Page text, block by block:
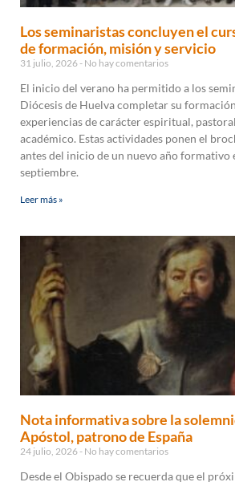
Los seminaristas concluyen el
de formación, misión y servicio
31 julio, 2026 No hay comentarios
El inicio del verano ha permitido a los
Diócesis de Huelva completar su
experiencias de carácter espiritual,
académico. Estas actividades ponen el
antes del inicio de un nuevo año formativo
septiembre.
Leer más »
Nota informativa sobre la
Apóstol, patrono de España
24 julio, 2026 No hay comentarios
Desde el Obispado se recuerda que el